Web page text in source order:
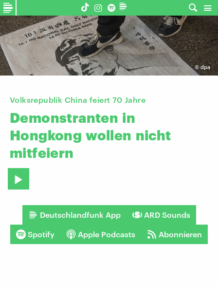
©dpa
Volksrepublik China feiert 70 Jahre
Demonstranten in
Hongkong wollen nicht
mitfeiern
Deutschlandfunk App ARD Sounds
Spotify Apple Podcasts Abonnieren